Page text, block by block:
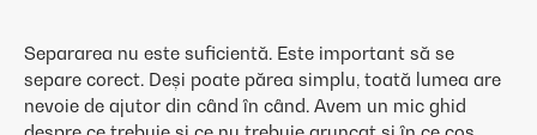
Separarea nu este suficientă. Este important să se
separe corect. Deși poate părea simplu, toată lumea are
nevoie de ajutor din când în când. Avem un mic ghid